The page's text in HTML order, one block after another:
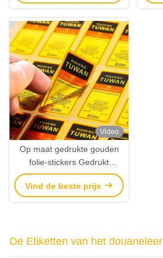
Video
Op maat gedrukte gouden
folie-stickers Gedrukt
metalen etiketten & op maat
gemaakt metalen stickers
Vind de beste prijs
De Etiketten van het douaneleer